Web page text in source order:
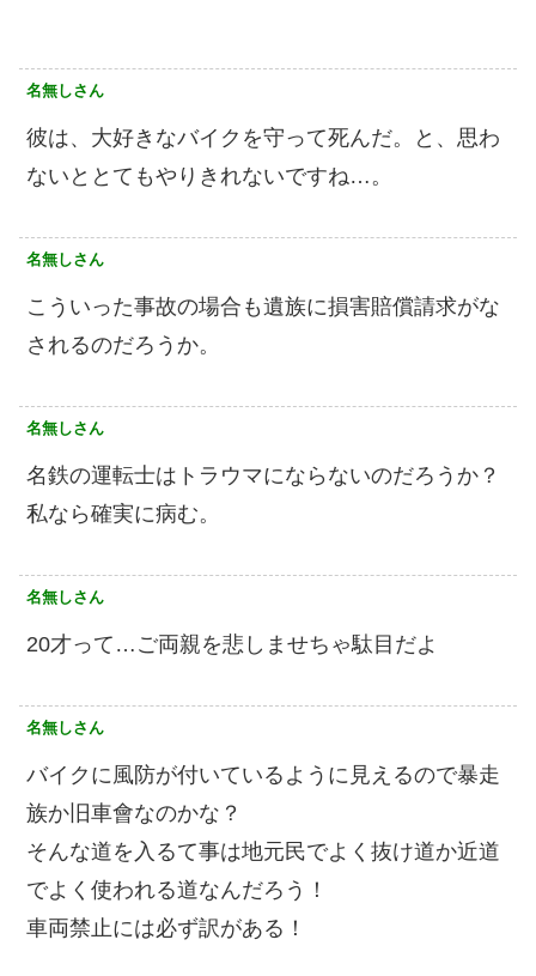
名無しさん
彼は、大好きなバイクを守って死んだ。と、思わ
ないととてもやりきれないですね…。
名無しさん
こういった事故の場合も遺族に損害賠償請求がな
されるのだろうか。
名無しさん
名鉄の運転士はトラウマにならないのだろうか？
私なら確実に病む。
名無しさん
20才って…ご両親を悲しませちゃ駄目だよ
名無しさん
バイクに風防が付いているように見えるので暴走
族か旧車會なのかな？
そんな道を入るて事は地元民でよく抜け道か近道
でよく使われる道なんだろう！
車両禁止には必ず訳がある！